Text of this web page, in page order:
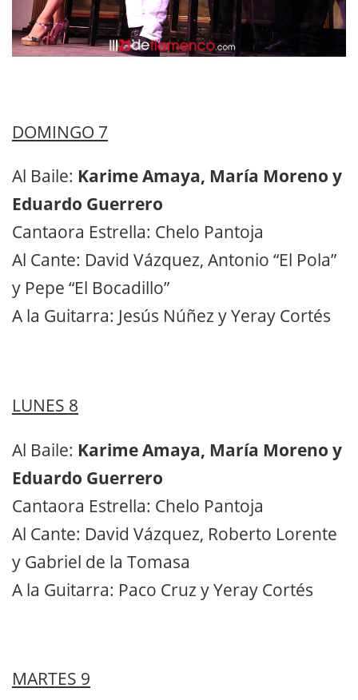
DOMINGO 7
Al Baile: Karime Amaya, María Moreno y
Eduardo Guerrero
Cantaora Estrella: Chelo Pantoja
Al Cante: David Vázquez, Antonio “El Pola”
y Pepe “El Bocadillo”
A la Guitarra: Jesús Núñez y Yeray Cortés
LUNES 8
Al Baile: Karime Amaya, María Moreno y
Eduardo Guerrero
Cantaora Estrella: Chelo Pantoja
Al Cante: David Vázquez, Roberto Lorente
y Gabriel de la Tomasa
A la Guitarra: Paco Cruz y Yeray Cortés
MARTES 9